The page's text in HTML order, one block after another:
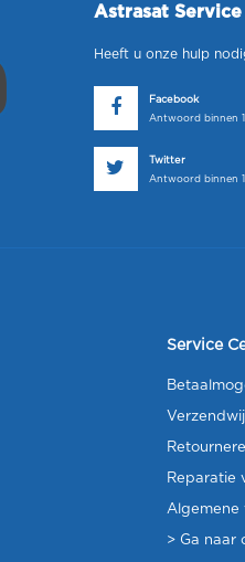
Astrasat
Heeft u onze hulp
Facebook
Antwoord binnen
Twitter
Antwoord binnen
Service
Reparatie
Algemene
> Ga naar